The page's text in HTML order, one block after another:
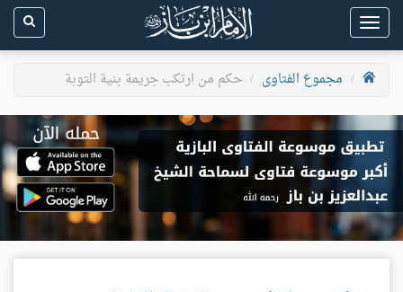
Toggle
navigation
مجموع الفتاوى
حكم من ارتكب جريمة بنية التوبة